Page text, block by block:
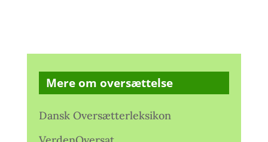
Mere om oversættelse
Dansk Oversætterleksikon